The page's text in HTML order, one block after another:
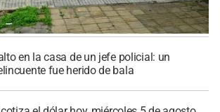
en la casa de un jefe policial: un
fue herido de bala